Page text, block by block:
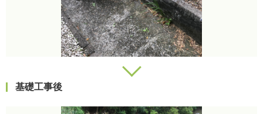
基礎工事後